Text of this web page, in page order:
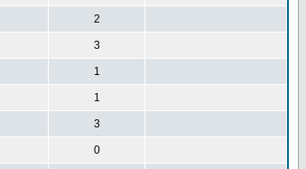
2
3
1
1
3
0